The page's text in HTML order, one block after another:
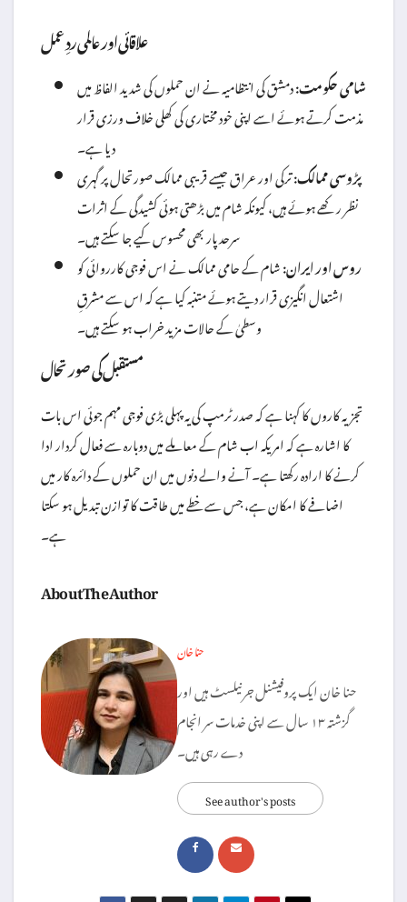
علاقائی اور عالمی ردِ عمل
شامی حکومت:دمشق کی انتظامیہ نے ان حملوں کی شدید الفاظ میں
مذمت کرتے ہوئے اسے اپنی خود مختاری کی کھلی خلاف ورزی قرار
دیا ہے۔
پڑوسی ممالک:ترکی اور عراق جیسے قریبی ممالک صورتحال پر گہری
نظر رکھے ہوئے ہیں، کیونکہ شام میں بڑھتی ہوئی کشیدگی کے اثرات
سرحد پار بھی محسوس کیے جا سکتے ہیں۔
روس اور ایران:شام کے حامی ممالک نے اس فوجی کارروائی کو
اشتعال انگیزی قرار دیتے ہوئے متنبہ کیا ہے کہ اس سے مشرقِ
وسطیٰ کے حالات مزید خراب ہو سکتے ہیں۔
مستقبل کی صورتحال
تجزیہ کاروں کا کہنا ہے کہ صدر ٹرمپ کی یہ پہلی بڑی فوجی مہم جوئی اس بات
کا اشارہ ہے کہ امریکہ اب شام کے معاملے میں دوبارہ سے فعال کردار ادا
کرنے کا ارادہ رکھتا ہے۔ آنے والے دنوں میں ان حملوں کے دائرہ کار میں
اضافے کا امکان ہے، جس سے خطے میں طاقت کا توازن تبدیل ہو سکتا
ہے۔
About The Author
حنا خان
حنا خان ایک پروفیشنل جرنیلسٹ ہیں اور
گزشتہ ۱۳ سال سے اپنی خدمات سر انجام
دے رہی ہیں۔
See author's posts